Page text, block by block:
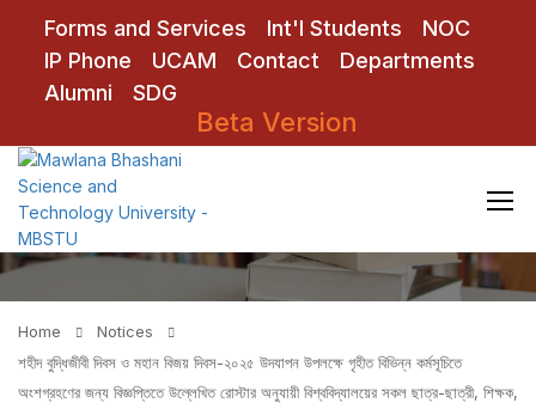
Forms and Services Int'l Students
NOC
IP Phone
UCAM Contact
Departments
Alumni
SDG
Beta Version
Notices
Home
Notices
শহীদ বুদ্ধিজীবী দিবস ও মহান বিজয় দিবস-২০২৫ উদযাপন উপলক্ষে গৃহীত বিভিন্ন কর্মসূচিতে
অংশগ্রহণের জন্য বিজ্ঞপ্তিতে উল্লেখিত রোস্টার অনুযায়ী বিশ্ববিদ্যালয়ের সকল ছাত্র-ছাত্রী, শিক্ষক,